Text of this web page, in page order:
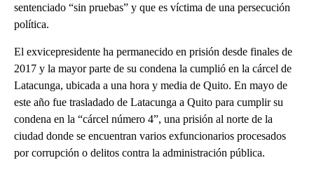
sentenciado “sin pruebas” y que es víctima de una persecución
política.
El exvicepresidente ha permanecido en prisión desde finales de
2017 y la mayor parte de su condena la cumplió en la cárcel de
Latacunga, ubicada a una hora y media de Quito. En mayo de
este año fue trasladado de Latacunga a Quito para cumplir su
condena en la “cárcel número 4”, una prisión al norte de la
ciudad donde se encuentran varios exfuncionarios procesados
por corrupción o delitos contra la administración pública.